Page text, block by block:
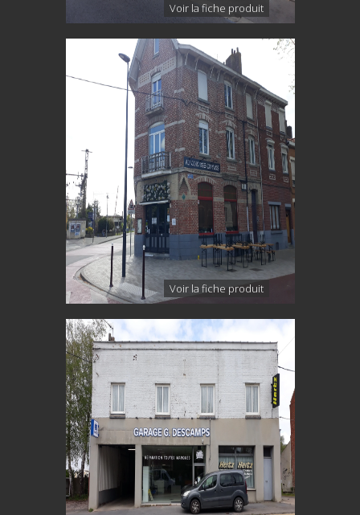
Voir la fiche produit
Voir la fiche produit